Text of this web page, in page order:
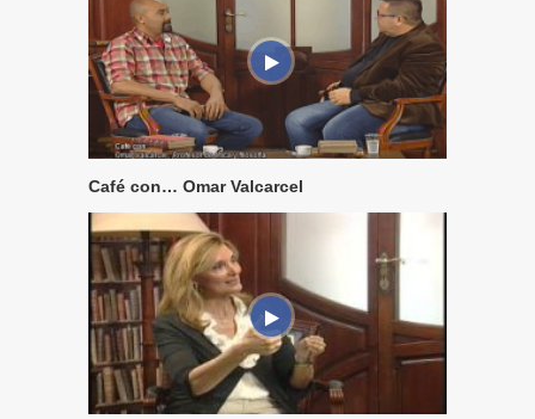
Café con… Omar Valcarcel